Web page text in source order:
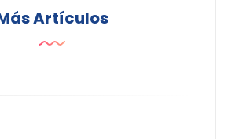
Artículos